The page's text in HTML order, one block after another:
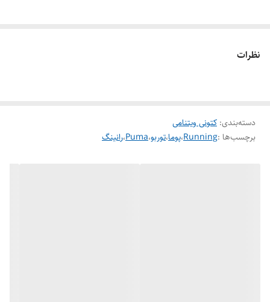
نظرات
دسته‌بندی: کتونی ویتنامی
برچسب‌ها :Running،پوما،توربو،Puma،رانینگ